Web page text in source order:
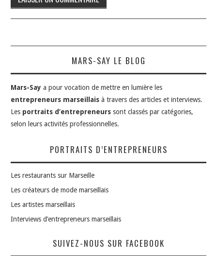
MARS-SAY LE BLOG
Mars-Say a pour vocation de mettre en lumière les
entrepreneurs marseillais à travers des articles et interviews.
Les portraits d’entrepreneurs sont classés par catégories,
selon leurs activités professionnelles.
PORTRAITS D’ENTREPRENEURS
Les restaurants sur Marseille
Les créateurs de mode marseillais
Les artistes marseillais
Interviews d’entrepreneurs marseillais
SUIVEZ-NOUS SUR FACEBOOK